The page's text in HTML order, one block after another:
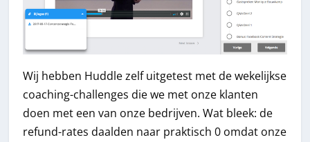
Wij hebben Huddle zelf uitgetest met de wekelijkse
coaching-challenges die we met onze klanten
doen met een van onze bedrijven. Wat bleek: de
refund-rates daalden naar praktisch 0 omdat onze